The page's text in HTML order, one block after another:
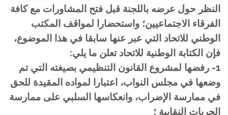
النظر حول عرضه باللجنة قبل فتح المشاورات مع كافة
الفرقاء الاجتماعيين؛ واستحضارا لمواقف المكتب
الوطني للاتحاد التي عبر عنها سابقا في هذا الموضوع،
فإن الكتابة الوطنية للاتحاد تعلن ما يلي:
1- رفضها لمشروع القانون التنظيمي بصيغته التي تم
وضعها في مجلس النواب، اعتبارا لمواده المقيدة للحق
في ممارسة الإضراب، وانعكاسها السلبي على ممارسة
الحريات النقابية ؛